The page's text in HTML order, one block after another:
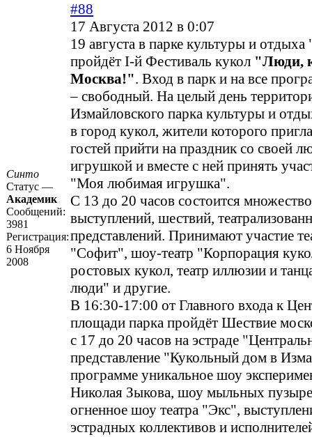
Синто
Статус —
Академик
Сообщений:
3981
Регистрация:
6 Ноября
2008
#88
17 Августа 2012 в 0:07
19 августа в парке культуры и
пройдёт I-й Фестиваль кукол "Люди,
Москва!". Вход в парк и на все
– свободный. На целый день
Измайловского парка культуры и
в город кукол, жители которого
гостей прийти на праздник со своей
игрушкой и вместе с ней принять
"Моя любимая игрушка".
С 13 до 20 часов состоится
выступлений, шествий,
представлений. Принимают участие
"Софит", шоу-театр "Корпорация
ростовых кукол, театр иллюзии и
люди" и другие.
В 16:30-17:00 от Главного входа к
площади парка пройдёт Шествие
с 17 до 20 часов на эстраде
представление "Кукольный дом в
программе уникальное шоу
Николая Зыкова, шоу мыльных
огненное шоу театра "Экс",
эстрадных коллективов и